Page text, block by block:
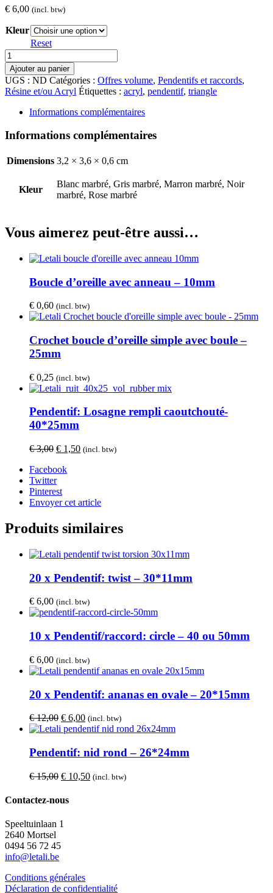
€ 6,00 (incl. btw)
Kleur
Reset
quantité
de
10
x
Pendentif:
rectangle
courbé
en
acrylique
41*33.5*5mm
Ajouter au panier
UGS : ND Catégories : Offres volume, Pendentifs et raccords,
Résine et/ou Acryl Étiquettes : acryl, pendentif, triangle
Informations complémentaires
Informations complémentaires
Dimensions 3,2 × 3,6 × 0,6 cm
Kleur
Blanc marbré, Gris marbré, Marron marbré, Noir
marbré, Rose marbré
Vous aimerez peut-être aussi…
Boucle d’oreille avec anneau – 10mm
€ 0,60 (incl. btw)
Crochet boucle d’oreille simple avec boule –
25mm
€ 0,25 (incl. btw)
Pendentif: Losagne rempli caoutchouté-
40*25mm
€3,00 Le
initial
était :
€ 3,00.
€ 1,50Le
(incl. btw)
Facebook
Twitter
Pinterest
Envoyer cet article
Produits similaires
20 x Pendentif: twist – 30*11mm
€ 6,00 (incl. btw)
10 x Pendentif/raccord: circle – 40 ou 50mm
€ 6,00 (incl. btw)
20 x Pendentif: ananas en ovale – 20*15mm
€12,00 Le
prix
était :
€ 12,00.
€ 6,00Le
prix
est :
€ 6,00.
(incl. btw)
Pendentif: nid rond – 26*24mm
€15,00 Le
initial
€ 15,00.
€ 10,50Le
(incl. btw)
Contactez-nous
Speeltuinlaan 1
2640 Mortsel
0494 56 72 45
info@letali.be
Conditions générales
Déclaration de confidentialité